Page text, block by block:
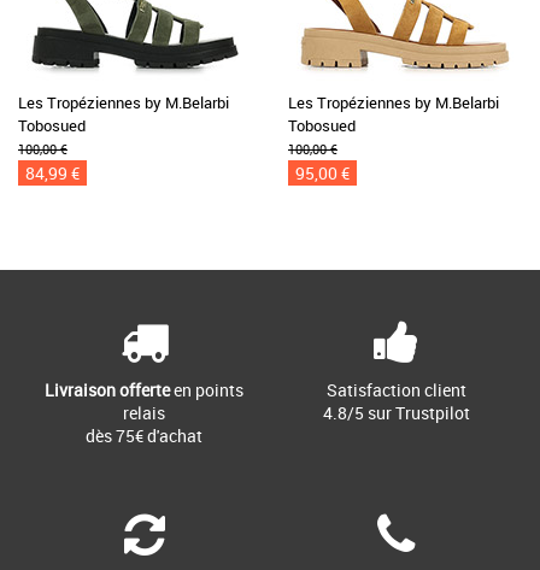
Les Tropéziennes by M.Belarbi
Tobosued
100,00 €
84,99 €
Les Tropéziennes by M.Belarbi
Tobosued
100,00 €
95,00 €
Livraison offerteen points
relais
dès 75€ d'achat
Satisfaction client
4.8/5 sur Trustpilot